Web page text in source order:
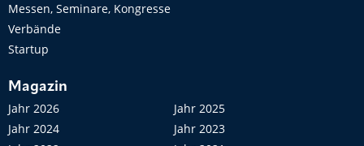
Messen, Seminare, Kongresse
Verbände
Startup
Magazin
Jahr 2026
Jahr 2025
Jahr 2024
Jahr 2023